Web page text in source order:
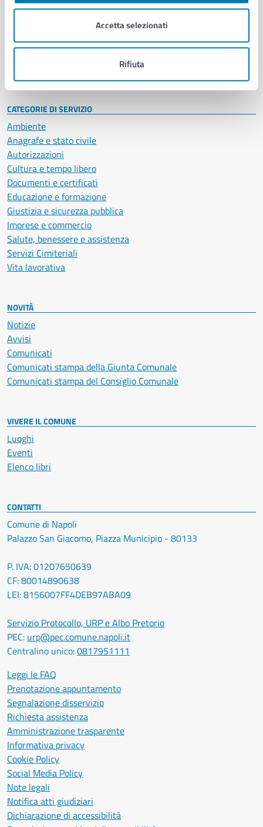
Accetta selezionati
Rifiuta
Enti e fondazioni
Personale amministrativo
Intranet, posta aziendale e protocollo
CATEGORIE DI SERVIZIO
Ambiente
Anagrafe e stato civile
Autorizzazioni
Cultura e tempo libero
Documenti e certificati
Educazione e formazione
Giustizia e sicurezza pubblica
Imprese e commercio
Salute, benessere e assistenza
Servizi Cimiteriali
Vita lavorativa
NOVITÀ
Notizie
Avvisi
Comunicati
Comunicati stampa della Giunta Comunale
Comunicati stampa del Consiglio Comunale
VIVERE IL COMUNE
Luoghi
Eventi
Elenco libri
CONTATTI
Comune di Napoli
Palazzo San Giacomo, Piazza Municipio - 80133
P. IVA: 01207650639
CF: 80014890638
LEI: 8156007FF4DEB97ABA09
Servizio Protocollo, URP e Albo Pretorio
PEC: urp@pec.comune.napoli.it
Centralino unico:0817951111
Leggi le FAQ
Prenotazione appuntamento
Segnalazione disservizio
Richiesta assistenza
Amministrazione trasparente
Informativa privacy
Cookie Policy
Social Media Policy
Note legali
Notifica atti giudiziari
Dichiarazione di accessibilità